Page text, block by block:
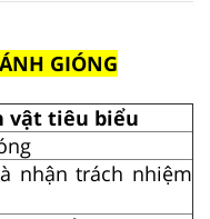
GIÓNG
vật tiêu biểu
nhận trách nhiệm